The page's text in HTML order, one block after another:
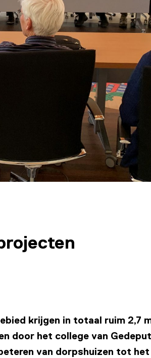
krijgen in totaal ruim 2,7
door het college van
van dorpshuizen tot